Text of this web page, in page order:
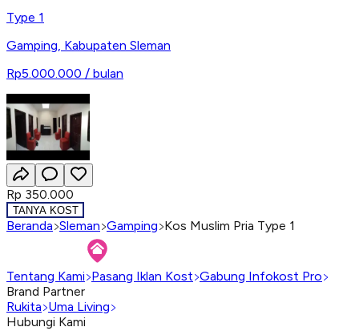
Type 1
Gamping Kabupaten Sleman
Rp5.000.000 / bulan
Rp 350.000
TANYA KOST
Beranda Sleman Gamping Kos Muslim Pria Type 1
Tentang Kami Pasang Iklan Kost Gabung Infokost Pro
Brand Partner
Rukita Uma Living
Hubungi Kami